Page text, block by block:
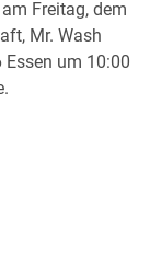
Freitag, dem
Mr. Wash
Essen um 10:00